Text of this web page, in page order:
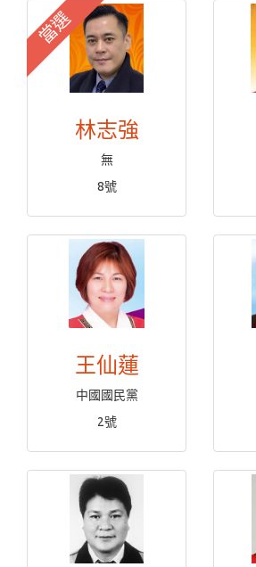
當選
林志強
無
8號
王仙蓮
中國國民黨
2號